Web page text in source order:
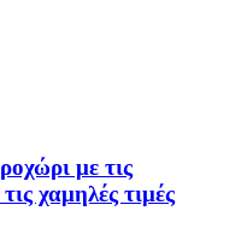
με τις
χαμηλές τιμές